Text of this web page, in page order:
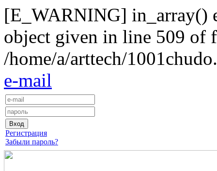
[E_WARNING] in_array()
object given in line 509 of
/home/a/arttech/
e-mail
Регистрация
Забыли пароль?